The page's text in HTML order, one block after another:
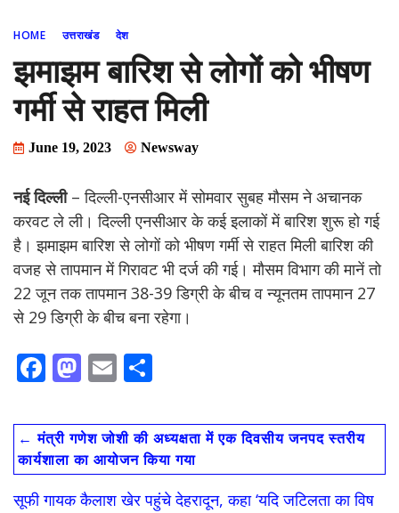
Delhi News
Portal
HOME उत्तराखंड देश
झमाझम बारिश से लोगों को भीषण
गर्मी से राहत मिली
June 19, 2023 Newsway
नई दिल्ली– दिल्ली-एनसीआर में सोमवार सुबह मौसम ने अचानक
करवट ले ली। दिल्ली एनसीआर के कई इलाकों में बारिश शुरू हो गई
है। झमाझम बारिश से लोगों को भीषण गर्मी से राहत मिली बारिश की
वजह से तापमान में गिरावट भी दर्ज की गई। मौसम विभाग की मानें तो
22 जून तक तापमान 38-39 डिग्री के बीच व न्यूनतम तापमान 27
से 29 डिग्री के बीच बना रहेगा।
F
e
b
o
M
to
d
o
E
ai
l
ar
e
← मंत्री गणेश जोशी की अध्यक्षता में एक दिवसीय जनपद स्तरीय
कार्यशाला का आयोजन किया गया
सूफी गायक कैलाश खेर पहुंचे देहरादून, कहा ‘यदि जटिलता का विष